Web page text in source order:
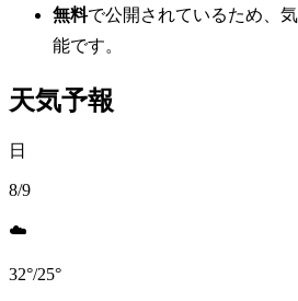
無料で公開されているため、
能です。
天気予報
日
8/9
☁️
32°/25°